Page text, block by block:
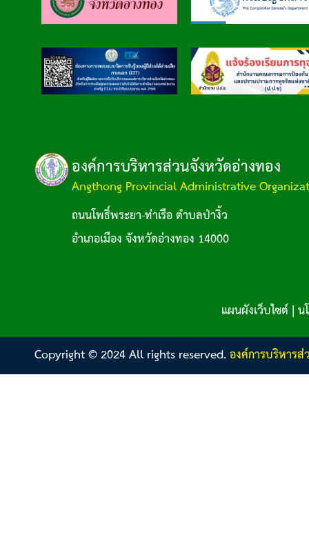
องค์การบริหารส่วนจังหวัดอ่างทอง
Angthong Provincial Administrative
ถนนโพธิ์พระยา-ท่าเรือ ตำบลป่างิ้ว
อำเภอเมือง จังหวัดอ่างทอง 14000
แผนผังเว็บไซต์|น
Copyright © 2024 All rights reserved.องค์การบริหาร